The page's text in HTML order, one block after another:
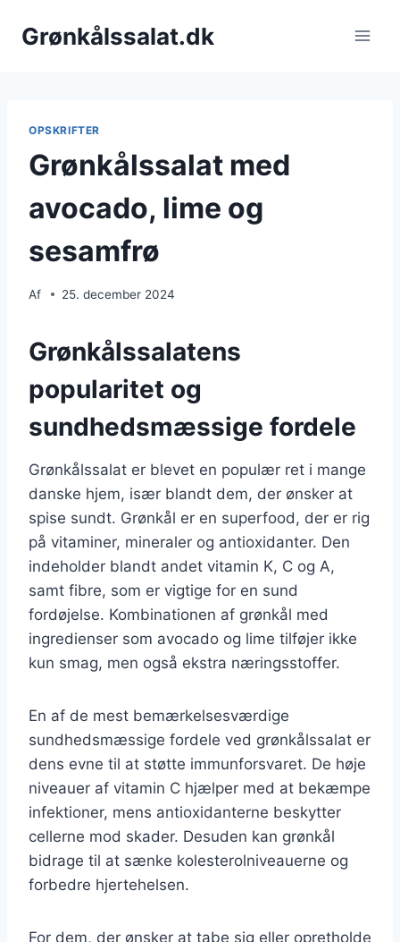
Grønkålssalat.dk
OPSKRIFTER
Grønkålssalat med
avocado, lime og
sesamfrø
Af 25. december 2024
Grønkålssalatens
popularitet og
sundhedsmæssige fordele
Grønkålssalat er blevet en populær ret i mange
danske hjem, især blandt dem, der ønsker at
spise sundt. Grønkål er en superfood, der er rig
på vitaminer, mineraler og antioxidanter. Den
indeholder blandt andet vitamin K, C og A,
samt fibre, som er vigtige for en sund
fordøjelse. Kombinationen af grønkål med
ingredienser som avocado og lime tilføjer ikke
kun smag, men også ekstra næringsstoffer.
En af de mest bemærkelsesværdige
sundhedsmæssige fordele ved grønkålssalat er
dens evne til at støtte immunforsvaret. De høje
niveauer af vitamin C hjælper med at bekæmpe
infektioner, mens antioxidanterne beskytter
cellerne mod skader. Desuden kan grønkål
bidrage til at sænke kolesterolniveauerne og
forbedre hjertehelsen.
For dem, der ønsker at tabe sig eller opretholde